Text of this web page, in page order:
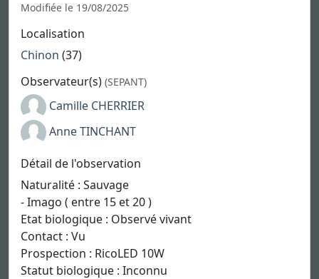
Modifiée le 19/08/2025
Localisation
Chinon (37)
Observateur(s) (SEPANT)
Camille CHERRIER
Anne TINCHANT
Détail de l'observation
Naturalité : Sauvage
- Imago ( entre 15 et 20 )
Etat biologique : Observé vivant
Contact : Vu
Prospection : RicoLED 10W
Statut biologique : Inconnu